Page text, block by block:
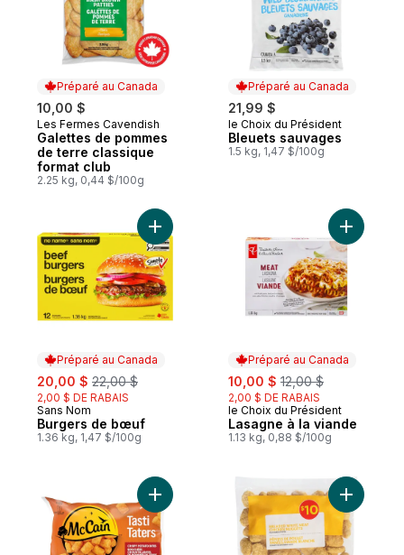
Préparé au Canada
10,00 $
Préparé au Canada
Les Fermes Cavendish
Galettes de pommes
de terre classique
format club
2.25 kg, 0,44 $/100g
Préparé au Canada
21,99 $
Préparé au Canada
le Choix du Président
Bleuets sauvages
1.5 kg, 1,47 $/100g
Préparé au Canada
sale:
20,00 $ , formerly:
22,00 $
2,00 $ DE RABAIS
Préparé au Canada
Sans Nom
Burgers de bœuf
1.36 kg, 1,47 $/100g
Ajouter Burgers de bœuf au panier
Préparé au Canada
sale:
10,00 $ , formerly:
12,00 $
2,00 $ DE RABAIS
Préparé au Canada
le Choix du Président
Lasagne à la viande
1.13 kg, 0,88 $/100g
Ajouter
Ajouter Bouchées de pommes de terre
Ajouter